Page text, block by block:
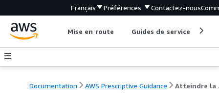
Français Préférences Contactez-nous
Mise en route Guides de service
Documentation AWS Prescriptive Guidance